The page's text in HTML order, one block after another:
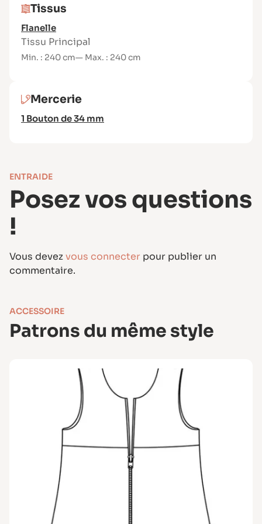
Tissus recommandés :
Un tissu chaîne et trame résistant, de
grammage moyen à épais, avec un tombé
Les mélanges coton ou laine sont
particulièrement adaptés.
Tissus
Flanelle
Tissu Principal
Min. : 240 cm— Max. : 240 cm
Mercerie
1 Bouton de 34 mm
ENTRAIDE
Posez vos questions
!
Vous devezvous connecter pour publier un
commentaire.
ACCESSOIRE
Patrons du même style